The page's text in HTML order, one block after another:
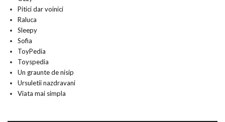
Pitici dar voinici
Raluca
Sleepy
Sofia
ToyPedia
Toyspedia
Un graunte de nisip
Ursuletii nazdravani
Viata mai simpla